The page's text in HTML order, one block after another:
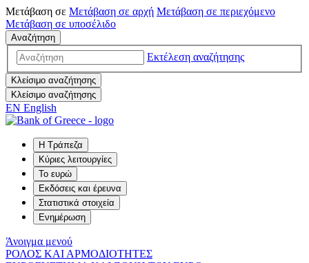
Μετάβαση σε Μετάβαση σε αρχή Μετάβαση σε περιεχόμενο
Μετάβαση σε υποσέλιδο
Αναζήτηση
Εκτέλεση αναζήτησης
Κλείσιμο αναζήτησης
Κλείσιμο αναζήτησης
EN English
Η Τράπεζα
Κύριες λειτουργίες
Το ευρώ
Εκδόσεις και έρευνα
Στατιστικά στοιχεία
Ενημέρωση
Άνοιγμα μενού
ΡΟΛΟΣ ΚΑΙ ΑΡΜΟΔΙΟΤΗΤΕΣ